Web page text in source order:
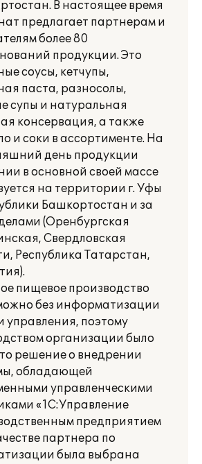
В настоящее время
предлагает партнерам и
более 80
продукции. Это
соусы, кетчупы,
паста, разносолы,
супы и натуральная
консервация, а также
и соки в ассортименте. На
день продукции
в основной своей массе
на территории г. Уфы
Башкортостан и за
(Оренбургская
Свердловская
Республика Татарстан,
пищевое производство
без информатизации
управления, поэтому
организации было
решение о внедрении
обладающей
управленческими
«1С:Управление
предприятием
партнера по
была выбрана